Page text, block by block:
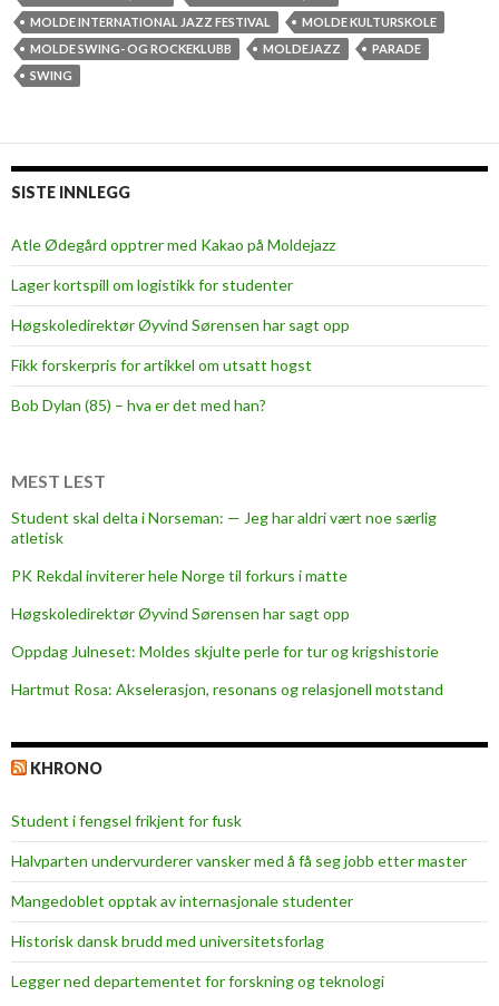
n
n
e
e
m
a
n
r
l
w
i
t
h
i
e
u
b
r
l
MOLDE INTERNATIONAL JAZZ FESTIVAL
MOLDE KULTURSKOLE
MOLDE SWING- OG ROCKEKLUBB
MOLDEJAZZ
PARADE
SWING
SISTE INNLEGG
Atle Ødegård opptrer med Kakao på Moldejazz
Lager kortspill om logistikk for studenter
Høgskoledirektør Øyvind Sørensen har sagt opp
Fikk forskerpris for artikkel om utsatt hogst
Bob Dylan (85) – hva er det med han?
MEST LEST
Student skal delta i Norseman: — Jeg har aldri vært noe særlig
atletisk
PK Rekdal inviterer hele Norge til forkurs i matte
Høgskoledirektør Øyvind Sørensen har sagt opp
Oppdag Julneset: Moldes skjulte perle for tur og krigshistorie
Hartmut Rosa: Akselerasjon, resonans og relasjonell motstand
KHRONO
Student i fengsel frikjent for fusk
Halvparten undervurderer vansker med å få seg jobb etter master
Mangedoblet opptak av internasjonale studenter
Historisk dansk brudd med universitetsforlag
Legger ned departementet for forskning og teknologi